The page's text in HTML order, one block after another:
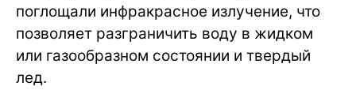
поглощали инфракрасное излучение, что
позволяет разграничить воду в жидком
или газообразном состоянии и твердый
лед.